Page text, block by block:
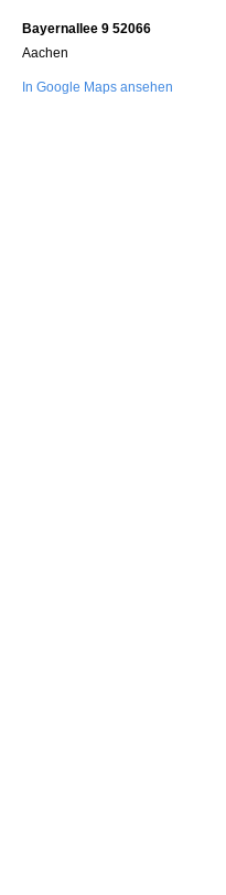
Bayernallee 9 52066
Aachen
In Google Maps ansehen